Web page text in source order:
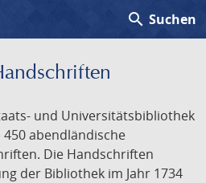
search Suchen
und Universitätsbibliothek
abendländische
Die Handschriften
der Bibliothek im Jahr 1734